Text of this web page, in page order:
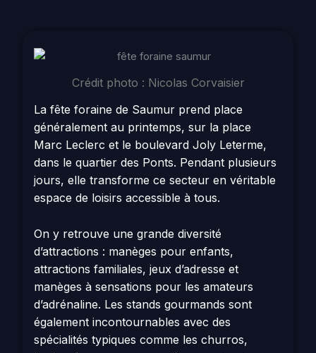
Crédit photo : Nicolas Corvaisier
La fête foraine de Saumur prend place
généralement au printemps, sur la place
Marc Leclerc et le boulevard Joly Leterme,
dans le quartier des Ponts. Pendant plusieurs
jours, elle transforme ce secteur en véritable
espace de loisirs accessible à tous.
On y retrouve une grande diversité
d’attractions : manèges pour enfants,
attractions familiales, jeux d’adresse et
manèges à sensations pour les amateurs
d’adrénaline. Les stands gourmands sont
également incontournables avec des
spécialités typiques comme les churros,